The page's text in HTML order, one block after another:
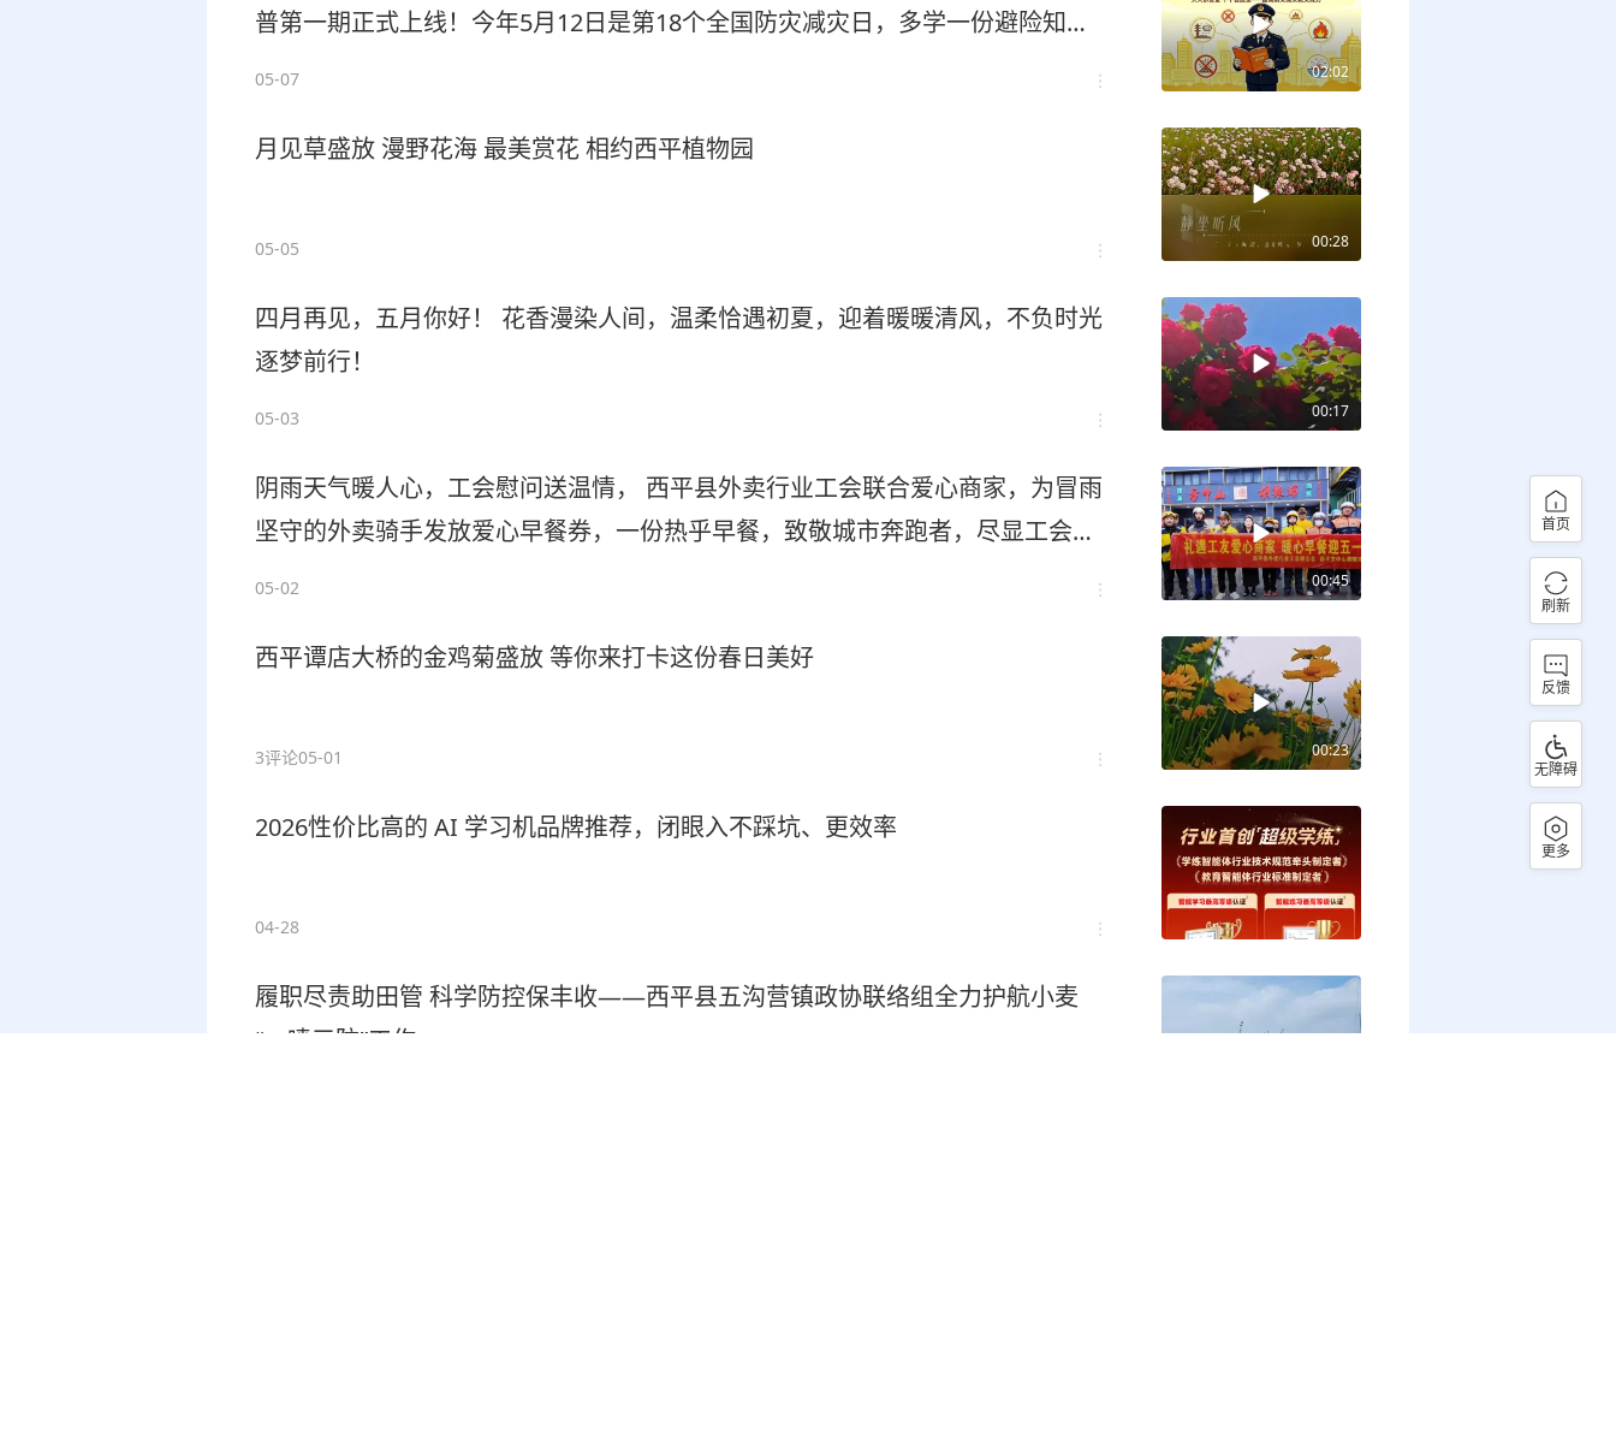
普第一期正式上线！今年5月12日是第18个全国防灾减灾日，多学一份避险知
识，就多一分安全保障！后续还有持续一个月的系列科普内容，关注我们不迷路
05-07 02:02
月见草盛放 漫野花海 最美赏花 相约西平植物园
05-05 00:28
四月再见，五月你好！ 花香漫染人间，温柔恰遇初夏，迎着暖暖清风，不负时光
逐梦前行！
05-03 00:17
阴雨天气暖人心，工会慰问送温情， 西平县外卖行业工会联合爱心商家，为冒雨
坚守的外卖骑手发放爱心早餐券，一份热乎早餐，致敬城市奔跑者，尽显工会暖
心关怀
05-02 00:45
西平谭店大桥的金鸡菊盛放 等你来打卡这份春日美好
3评论05-01 00:23
2026性价比高的 AI 学习机品牌推荐，闭眼入不踩坑、更效率
04-28
履职尽责助田管 科学防控保丰收——西平县五沟营镇政协联络组全力护航小麦
“一喷三防”工作
首页
刷新
反馈
无障碍
更多